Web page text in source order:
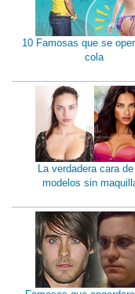
10 Famosas que se
cola
La verdadera cara
modelos sin